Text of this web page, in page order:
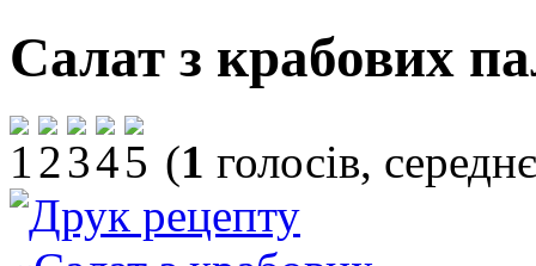
Салат з крабових
(1 голосів,